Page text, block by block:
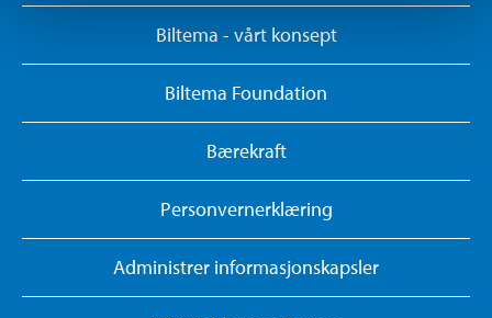
Biltema - vårt konsept
Biltema Foundation
Bærekraft
Personvernerklæring
Administrer informasjonskapsler